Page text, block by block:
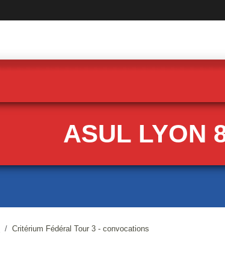
ASUL LYON
Critérium Fédéral Tour 3 - convocations